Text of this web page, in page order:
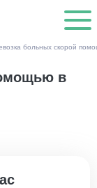
больных скорой
в